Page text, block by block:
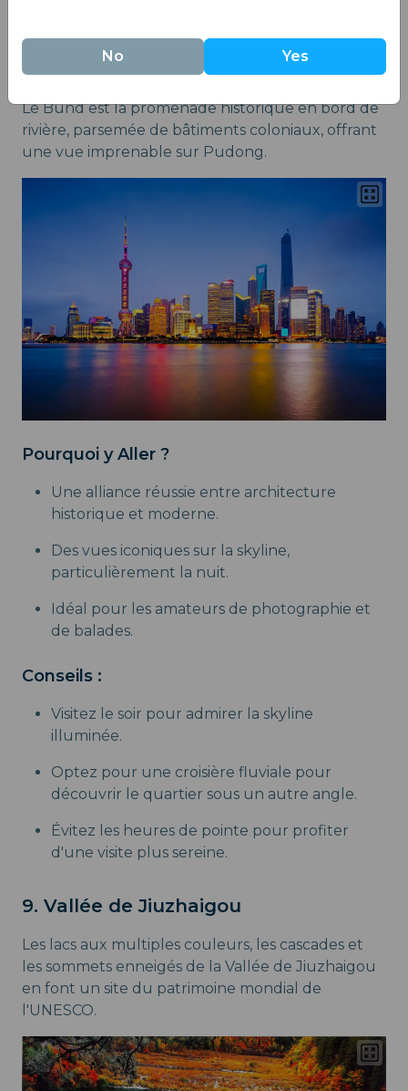
8. Shanghai, le Bund
Le Bund est la promenade historique en bord de
rivière, parsemée de bâtiments coloniaux, offrant
une vue imprenable sur Pudong.
Pourquoi y Aller ?
Une alliance réussie entre architecture
historique et moderne.
Des vues iconiques sur la skyline,
particulièrement la nuit.
Idéal pour les amateurs de photographie et
de balades.
Conseils :
Visitez le soir pour admirer la skyline
illuminée.
Optez pour une croisière fluviale pour
découvrir le quartier sous un autre angle.
Évitez les heures de pointe pour profiter
d'une visite plus sereine.
9. Vallée de Jiuzhaigou
Les lacs aux multiples couleurs, les cascades et
les sommets enneigés de la Vallée de Jiuzhaigou
en font un site du patrimoine mondial de
l'UNESCO.
No Yes